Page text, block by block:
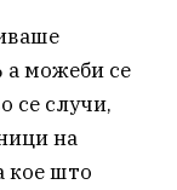
а можеби се
се случи,
на
кое што